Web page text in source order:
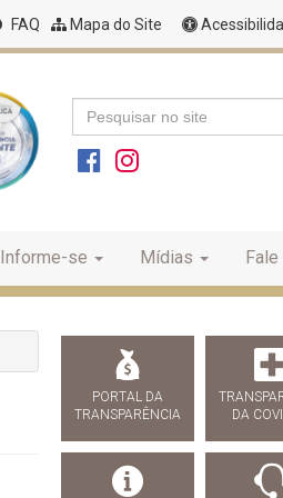
FAQ Mapa do Site
Informe-se Mídias
PORTAL DA
TRANSPARÊNCIA
DA